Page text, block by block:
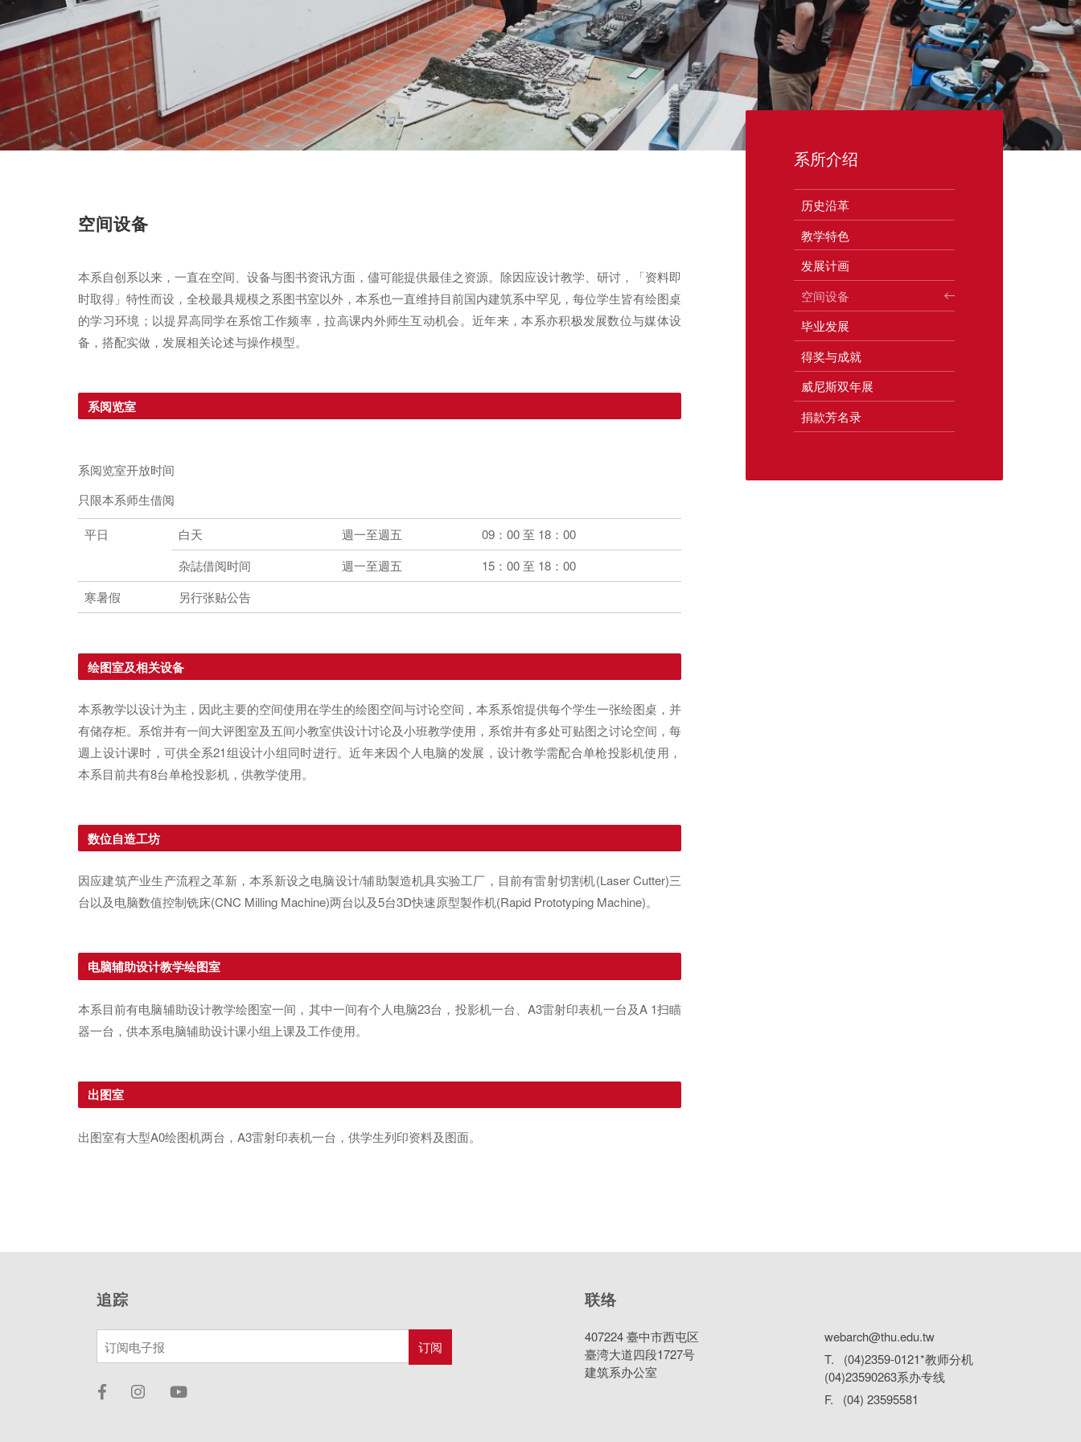
系所介绍
历史沿革
教学特色
发展计画
空间设备
毕业发展
得奖与成就
威尼斯双年展
捐款芳名录
空间设备
本系自创系以来，一直在空间、设备与图书资讯方面，儘可能提供最佳之资源。除因应设计教学、研讨，「资料即
时取得」特性而设，全校最具规模之系图书室以外，本系也一直维持目前国内建筑系中罕见，每位学生皆有绘图桌
的学习环境；以提昇高同学在系馆工作频率，拉高课内外师生互动机会。近年来，本系亦积极发展数位与媒体设
备，搭配实做，发展相关论述与操作模型。
系阅览室
系阅览室开放时间
只限本系师生借阅
平日 白天 週一至週五
09：00 至 18：00
杂誌借阅时间
週一至週五
15：00 至 18：00
寒暑假
另行张贴公告
绘图室及相关设备
本系教学以设计为主，因此主要的空间使用在学生的绘图空间与讨论空间，本系系馆提供每个学生一张绘图桌，并
有储存柜。系馆并有一间大评图室及五间小教室供设计讨论及小班教学使用，系馆并有多处可贴图之讨论空间，每
週上设计课时，可供全系21组设计小组同时进行。近年来因个人电脑的发展，设计教学需配合单枪投影机使用，
本系目前共有8台单枪投影机，供教学使用。
数位自造工坊
因应建筑产业生产流程之革新，本系新设之电脑设计/辅助製造机具实验工厂，目前有雷射切割机(Laser Cutter)三
台以及电脑数值控制铣床(CNC Milling Machine)两台以及5台3D快速原型製作机(Rapid Prototyping Machine)。
电脑辅助设计教学绘图室
本系目前有电脑辅助设计教学绘图室一间，其中一间有个人电脑23台，投影机一台、A3雷射印表机一台及A 1扫瞄
器一台，供本系电脑辅助设计课小组上课及工作使用。
出图室
出图室有大型A0绘图机两台，A3雷射印表机一台，供学生列印资料及图面。
追踪 联络
407224 臺中市西屯区
臺湾大道四段1727号
建筑系办公室
webarch@thu.edu.tw
T. (04)2359-0121*教师分机
(04)23590263系办专线
F. (04) 23595581